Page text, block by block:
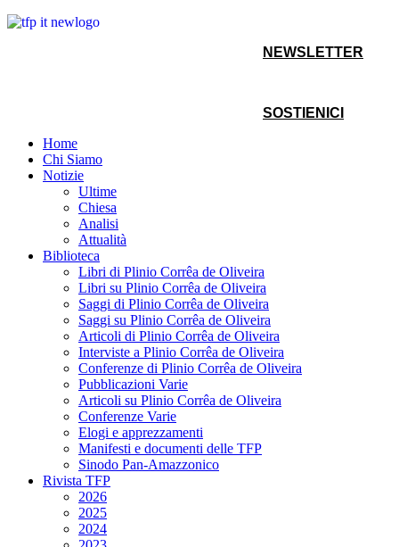
NEWSLETTER
SOSTIENICI
Home
Chi Siamo
Notizie
Ultime
Chiesa
Analisi
Attualità
Biblioteca
Libri di Plinio Corrêa de Oliveira
Libri su Plinio Corrêa de Oliveira
Saggi di Plinio Corrêa de Oliveira
Saggi su Plinio Corrêa de Oliveira
Articoli di Plinio Corrêa de Oliveira
Interviste a Plinio Corrêa de Oliveira
Conferenze di Plinio Corrêa de Oliveira
Pubblicazioni Varie
Articoli su Plinio Corrêa de Oliveira
Conferenze Varie
Elogi e apprezzamenti
Manifesti e documenti delle TFP
Sinodo Pan-Amazzonico
Rivista TFP
2026
2025
2024